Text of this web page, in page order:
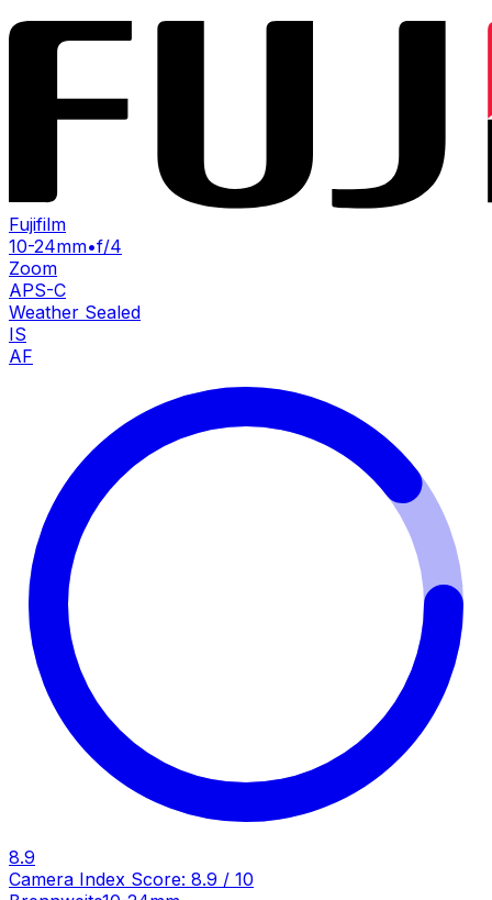
Fujifilm
10-24mm•f/4
Zoom
APS-C
Weather Sealed
IS
AF
8.9
Camera Index Score: 8.9 / 10